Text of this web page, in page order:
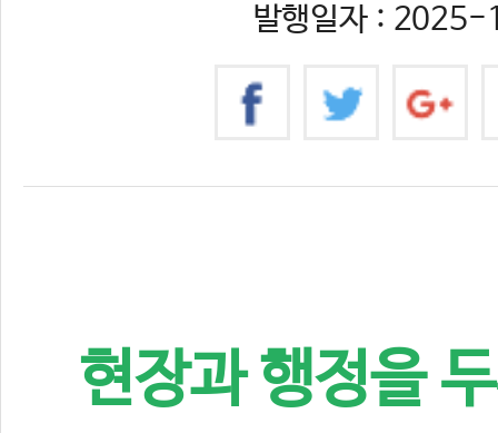
발행일자 :
현장과 행정을